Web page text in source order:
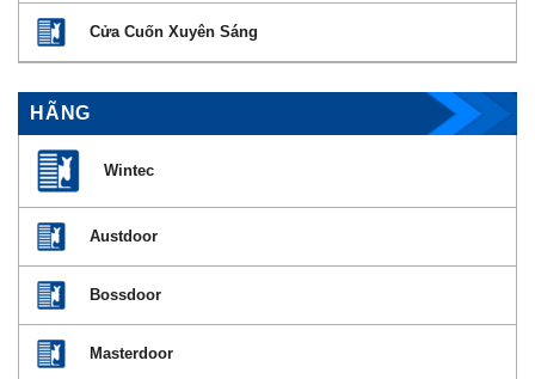
Cửa Cuốn Xuyên Sáng
HÃNG
Wintec
Austdoor
Bossdoor
Masterdoor